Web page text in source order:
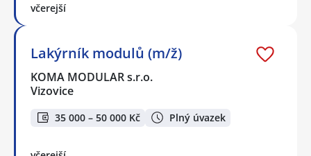
včerejší
Lakýrník modulů (m/ž)
KOMA MODULAR s.r.o.
Vizovice
35 000 – 50 000 Kč Plný úvazek